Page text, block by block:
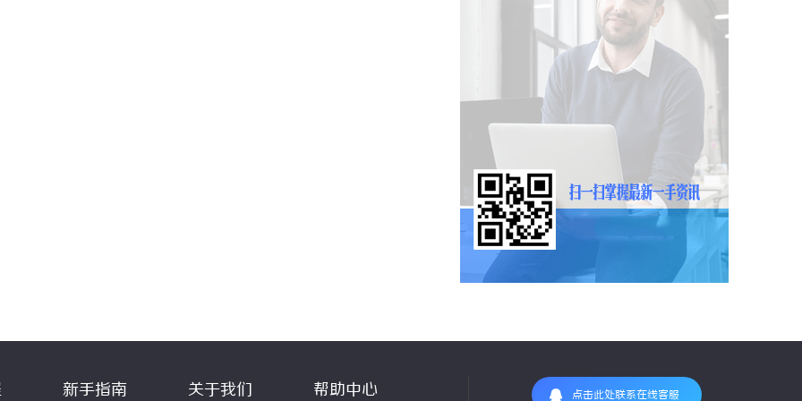
新手指南 关于我们 帮助中心 点击此处联系在线客服